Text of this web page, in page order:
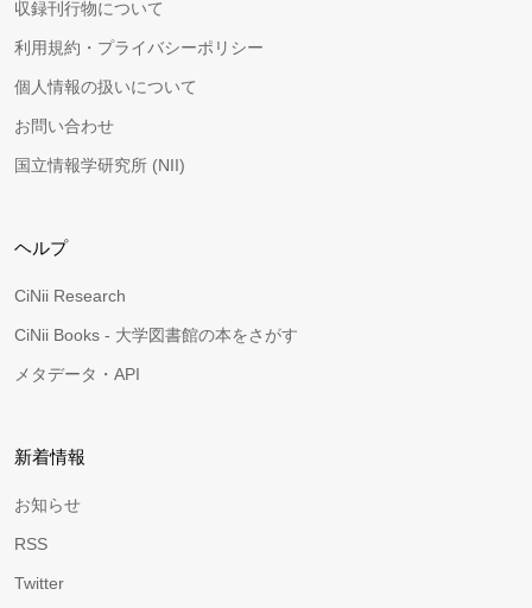
収録刊行物について
利用規約・プライバシーポリシー
個人情報の扱いについて
お問い合わせ
国立情報学研究所 (NII)
ヘルプ
CiNii Research
CiNii Books - 大学図書館の本をさがす
メタデータ・API
新着情報
お知らせ
RSS
Twitter